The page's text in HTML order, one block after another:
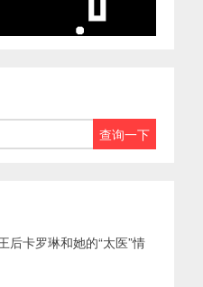
后卡罗琳和她的“太医”情